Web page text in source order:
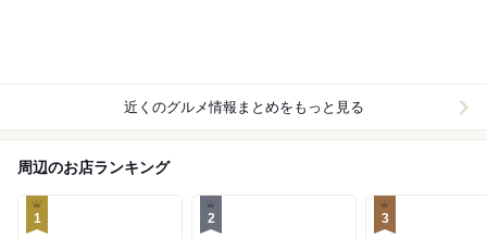
近くのグルメ情報まとめをもっと見る
周辺のお店ランキング
1 2 3